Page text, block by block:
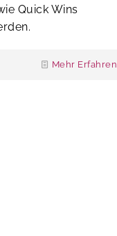
Quick Wins
Mehr Erfahren